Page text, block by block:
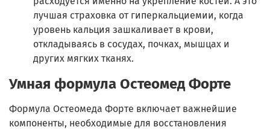
лучшая страховка от гиперкальциемии, когда
уровень кальция зашкаливает в крови,
откладываясь в сосудах, почках, мышцах и
других мягких тканях.
Умная формула Остеомед Форте
Формула Остеомеда Форте включает важнейшие
компоненты, необходимые для восстановления